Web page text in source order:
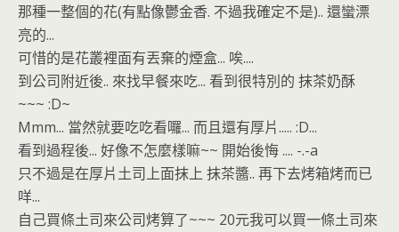
那種一整個的花(有點像鬱金香. 不過我確定不是).. 還蠻漂
亮的...
可惜的是花叢裡面有丟棄的煙盒... 唉....
到公司附近後.. 來找早餐來吃... 看到很特別的 抹茶奶酥
~~~ :D~
Mmm... 當然就要吃吃看囉... 而且還有厚片..... :D...
看到過程後... 好像不怎麼樣嘛~~ 開始後悔 .... -.-a
只不過是在厚片土司上面抹上 抹茶醬.. 再下去烤箱烤而已
咩...
自己買條土司來公司烤算了~~~ 20元我可以買一條土司來